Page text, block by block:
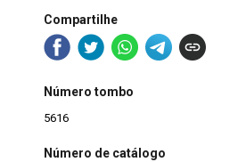
Compartilhe
Número tombo
5616
Número de catálogo